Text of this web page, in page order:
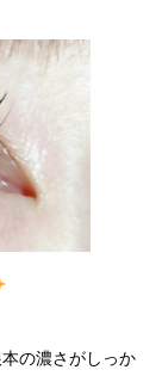
の濃さがしっか